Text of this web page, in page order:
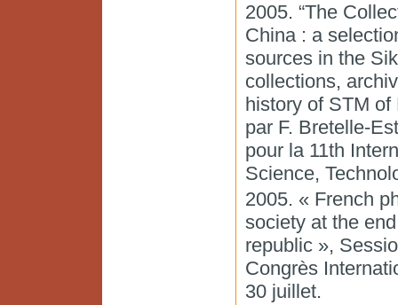
2005. “The
China : a
sources in the
collections,
history of STM
par F. Bretelle-
pour la 11th
Science,
2005. « French
society at the
republic »,
Congrès
30 juillet.